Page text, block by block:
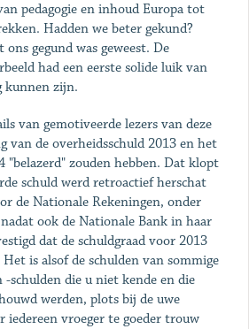
pedagogie en inhoud Europa tot
Hadden we beter gekund?
gegund was geweest. De
had een eerste solide luik van
kunnen zijn.
van gemotiveerde lezers van deze
van de overheidsschuld 2013 en het
"belazerd" zouden hebben. Dat klopt
schuld werd retroactief herschat
de Nationale Rekeningen, onder
ook de Nationale Bank in haar
dat de schuldgraad voor 2013
Het is alsof de schulden van sommige
schulden die u niet kende en die
werden, plots bij de uwe
iedereen vroeger te goeder trouw